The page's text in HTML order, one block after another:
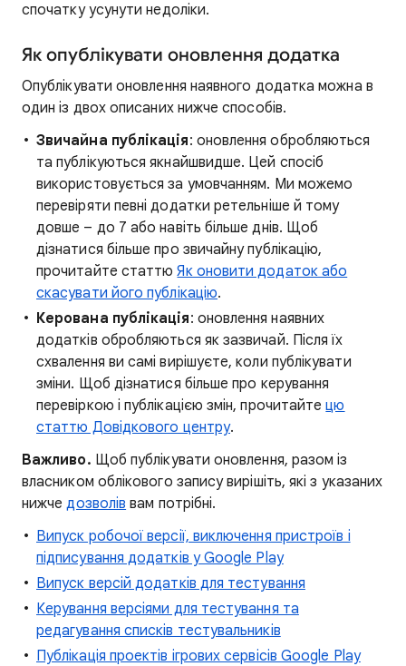
спочатку усунути недоліки.
Як опублікувати оновлення додатка
Опублікувати оновлення наявного додатка можна в
один із двох описаних нижче способів.
Звичайна публікація: оновлення обробляються
та публікуються якнайшвидше. Цей спосіб
використовується за умовчанням. Ми можемо
перевіряти певні додатки ретельніше й тому
довше – до 7 або навіть більше днів. Щоб
дізнатися більше про звичайну публікацію,
прочитайте статтюЯк оновити додаток або
скасувати його публікацію.
Керована публікація: оновлення наявних
додатків обробляються як зазвичай. Після їх
схвалення ви самі вирішуєте, коли публікувати
зміни. Щоб дізнатися більше про керування
перевіркою і публікацією змін, прочитайтецю
статтю Довідкового центру.
Важливо. Щоб публікувати оновлення, разом із
власником облікового запису вирішіть, які з указаних
нижчедозволів вам потрібні.
Випуск робочої версії, виключення пристроїв і
підписування додатків у Google Play
Випуск версій додатків для тестування
Керування версіями для тестування та
редагування списків тестувальників
Публікація проектів ігрових сервісів Google Play